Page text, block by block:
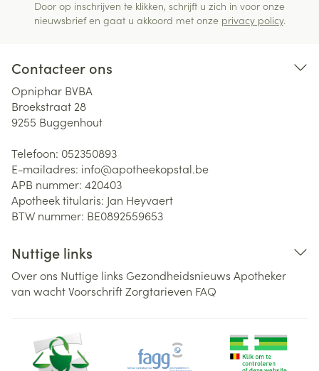
Door op inschrijven te klikken, schrijft u zich in voor onze
nieuwsbrief en gaat u akkoord met onze privacy policy.
Contacteer ons
Opniphar BVBA
Broekstraat 28
9255 Buggenhout
Telefoon: 052350893
E-mailadres: info@apotheekopstal.be
APB nummer: 420403
Apotheek titularis: Jan Heyvaert
BTW nummer: BE0892559653
Nuttige links
Over ons Nuttige links Gezondheidsnieuws Apotheker
van wachtVoorschriftZorgtarieven FAQ